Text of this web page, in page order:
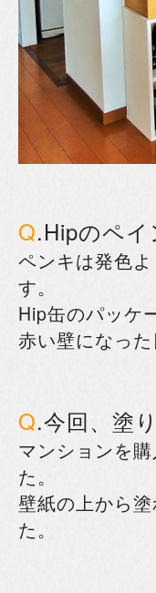
Q.Hipのペ
ペンキは発色
す。
Hip缶のパッケ
赤い壁になっ
Q.今回、塗
マンションを
た。
壁紙の上から
た。